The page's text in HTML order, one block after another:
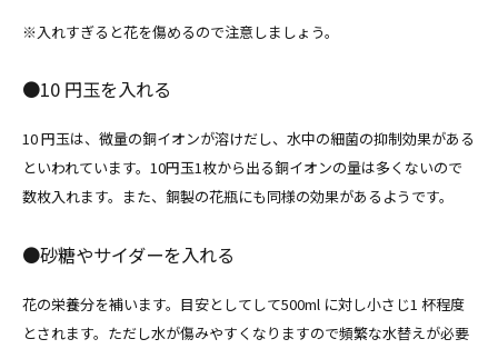
※入れすぎると花を傷めるので注意しましょう。
●10 円玉を入れる
10 円玉は、微量の銅イオンが溶けだし、水中の細菌の抑制効果がある
といわれています。10円玉1枚から出る銅イオンの量は多くないので
数枚入れます。また、銅製の花瓶にも同様の効果があるようです。
●砂糖やサイダーを入れる
花の栄養分を補います。目安としてして500ml に対し小さじ1 杯程度
とされます。ただし水が傷みやすくなりますので頻繁な水替えが必要